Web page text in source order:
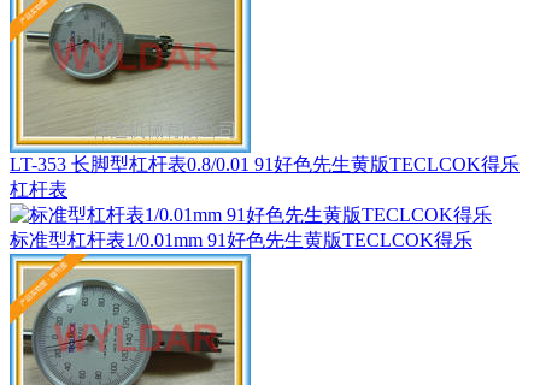
LT-353 长脚型杠杆表0.8/0.01 91好色先生黄版TECLCOK得乐
杠杆表
标准型杠杆表1/0.01mm 91好色先生黄版TECLCOK得乐